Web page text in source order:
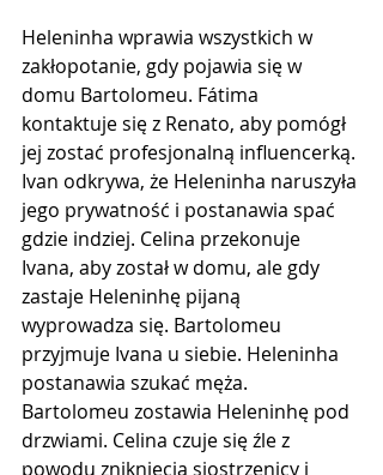
Heleninha wprawia wszystkich w
zakłopotanie, gdy pojawia się w
domu Bartolomeu. Fátima
kontaktuje się z Renato, aby pomógł
jej zostać profesjonalną influencerką.
Ivan odkrywa, że ​​Heleninha naruszyła
jego prywatność i postanawia spać
gdzie indziej. Celina przekonuje
Ivana, aby został w domu, ale gdy
zastaje Heleninhę pijaną
wyprowadza się. Bartolomeu
przyjmuje Ivana u siebie. Heleninha
postanawia szukać męża.
Bartolomeu zostawia Heleninhę pod
drzwiami. Celina czuje się źle z
powodu zniknięcia siostrzenicy i